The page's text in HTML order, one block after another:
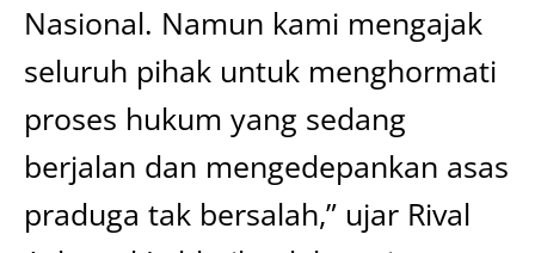
Nasional. Namun kami mengajak
seluruh pihak untuk menghormati
proses hukum yang sedang
berjalan dan mengedepankan asas
praduga tak bersalah,” ujar Rival